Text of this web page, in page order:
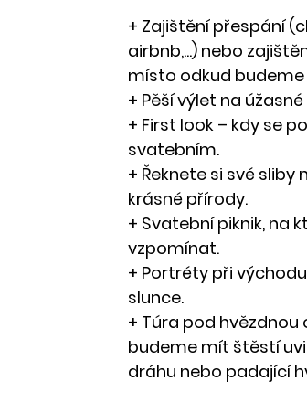
+ Zajištění přespání
airbnb,...) nebo
místo odkud budeme
+ Pěší výlet na
+ First look – kdy se
svatebním.
+ Řeknete si své
krásné přírody.
+ Svatební piknik, na
vzpomínat.
+ Portréty při
slunce.
+ Túra pod hvězdnou
budeme mít štěstí
dráhu nebo padající